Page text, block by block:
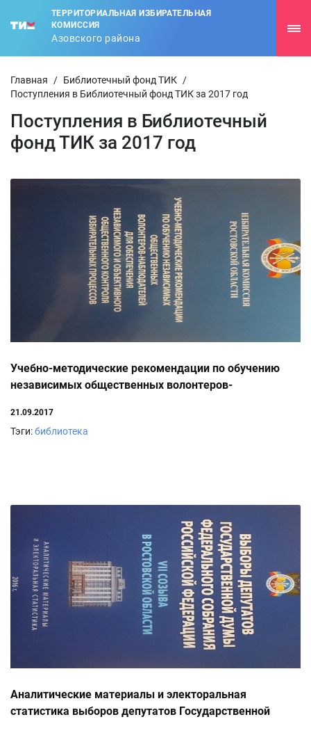
ТЕРРИТОРИАЛЬНАЯ ИЗБИРАТЕЛЬНАЯ
КОМИССИЯ
Азовского района
Главная / Библиотечный фонд ТИК /
Поступления в Библиотечный фонд ТИК за 2017 год
Поступления в Библиотечный
фонд ТИК за 2017 год
Учебно-методические рекомендации по обучению
независимых общественных волонтеров-
объективного общественного контроля
избирательных процессов. Ростов-на-Дону 2017г.
21.09.2017
Тэги:библиотека
Аналитические материалы и электоральная
статистика выборов депутатов Государственной